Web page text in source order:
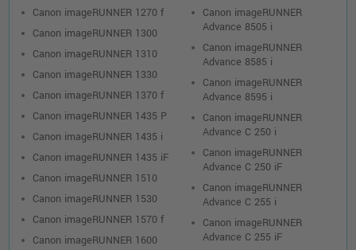
Canon imageRUNNER 1270 f
Canon imageRUNNER 1300
Canon imageRUNNER 1310
Canon imageRUNNER 1330
Canon imageRUNNER 1370 f
Canon imageRUNNER 1435 P
Canon imageRUNNER 1435 i
Canon imageRUNNER 1435 iF
Canon imageRUNNER 1510
Canon imageRUNNER 1530
Canon imageRUNNER 1570 f
Canon imageRUNNER 1600
Canon imageRUNNER
Advance 8505 i
Canon imageRUNNER
Advance 8585 i
Canon imageRUNNER
Advance 8595 i
Canon imageRUNNER
Advance C 250 i
Canon imageRUNNER
Advance C 250 iF
Canon imageRUNNER
Advance C 255 i
Canon imageRUNNER
Advance C 255 iF